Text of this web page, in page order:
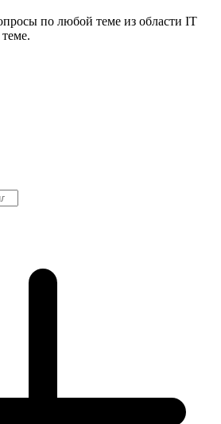
по любой теме из области IT